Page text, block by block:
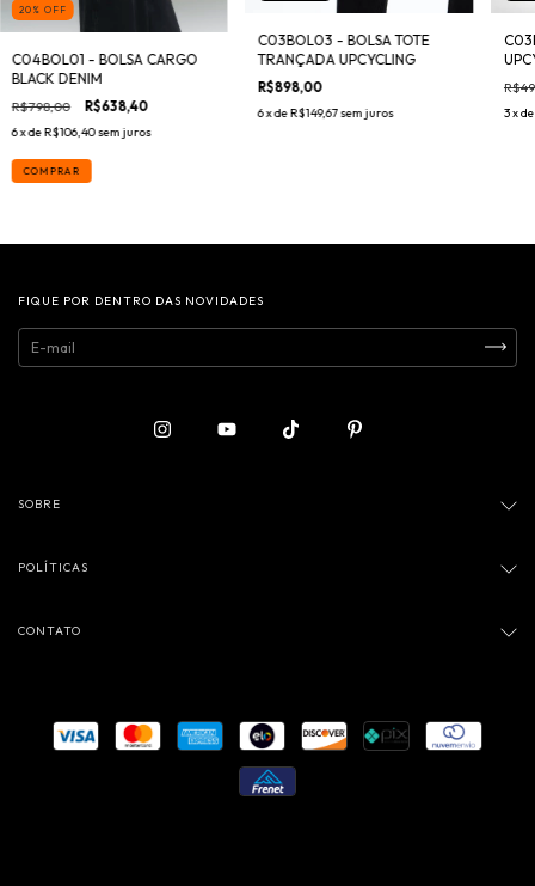
20 % OFF
C04BOL01 - BOLSA CARGO
BLACK DENIM
R$798,00 R$638,40
6x deR$106,40sem juros
COMPRAR
C03BOL03 - BOLSA TOTE
TRANÇADA UPCYCLING
R$898,00
6x deR$149,67sem juros 3x de
FIQUE POR DENTRO DAS NOVIDADES
SOBRE
POLÍTICAS
CONTATO